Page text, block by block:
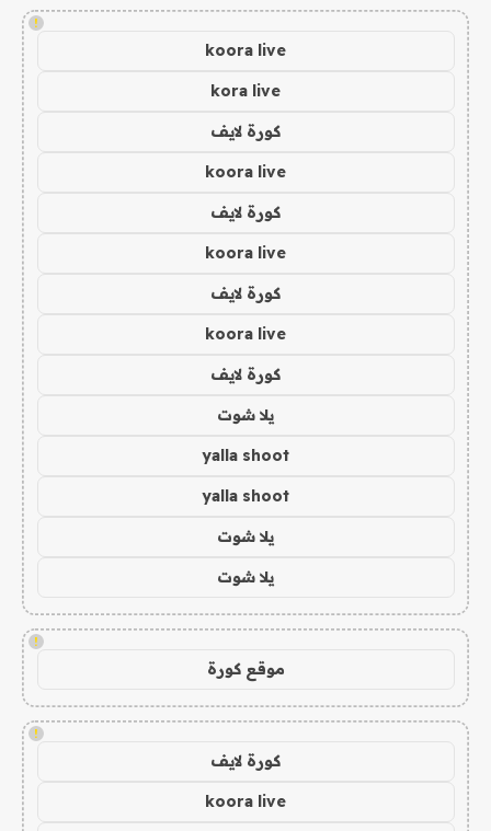
!
koora live
kora live
كورة لايف
koora live
كورة لايف
koora live
كورة لايف
koora live
كورة لايف
يلا شوت
yalla shoot
yalla shoot
يلا شوت
يلا شوت
!
موقع كورة
!
كورة لايف
koora live